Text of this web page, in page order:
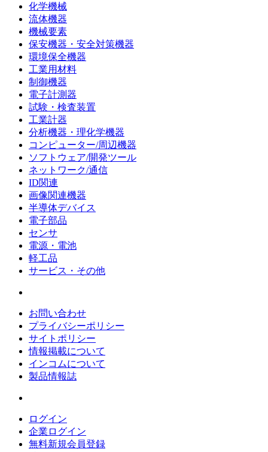
化学機械
流体機器
機械要素
保安機器・安全対策機器
環境保全機器
工業用材料
制御機器
電子計測器
試験・検査装置
工業計器
分析機器・理化学機器
コンピューター/周辺機器
ソフトウェア/開発ツール
ネットワーク/通信
ID関連
画像関連機器
半導体デバイス
電子部品
センサ
電源・電池
軽工品
サービス・その他
お問い合わせ
プライバシーポリシー
サイトポリシー
情報掲載について
インコムについて
製品情報誌
ログイン
企業ログイン
無料新規会員登録